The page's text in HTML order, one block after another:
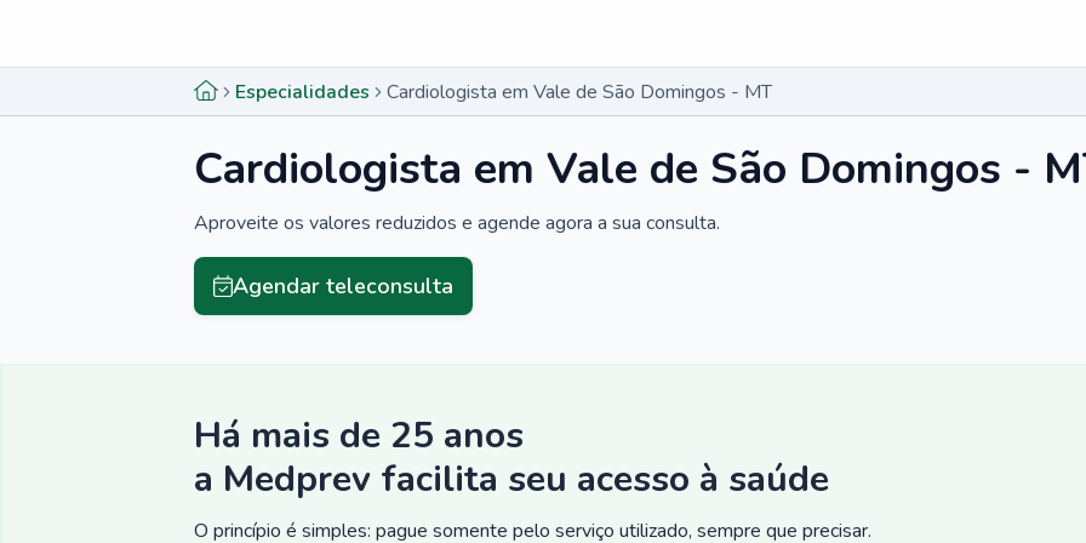
Especialidades Cardiologista em Vale de São Domingos - MT
Cardiologista em Vale de São Domingos -
Aproveite os valores reduzidos e agende agora a sua consulta.
Agendar teleconsulta
Há mais de 25 anos
a Medprev facilita seu acesso à saúde
O princípio é simples: pague somente pelo serviço utilizado, sempre que precisar.